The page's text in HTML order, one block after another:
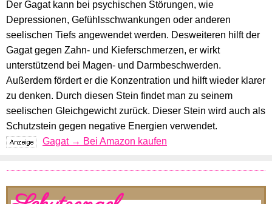
Der Gagat kann bei psychischen Störungen, wie
Depressionen, Gefühlsschwankungen oder anderen
seelischen Tiefs angewendet werden. Desweiteren hilft der
Gagat gegen Zahn- und Kieferschmerzen, er wirkt
unterstützend bei Magen- und Darmbeschwerden.
Außerdem fördert er die Konzentration und hilft wieder klarer
zu denken. Durch diesen Stein findet man zu seinem
seelischen Gleichgewicht zurück. Dieser Stein wird auch als
Schutzstein gegen negative Energien verwendet.
Gagat → Bei Amazon kaufen